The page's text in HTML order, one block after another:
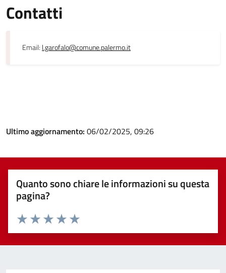
Contatti
Email: l.garofalo@comune.palermo.it
Ultimo aggiornamento: 06/02/2025, 09:26
Quanto sono chiare le informazioni su questa
pagina?
Valuta 5 stelle su 5
Valuta 4 stelle su 5
Valuta 3 stelle su 5
Valuta 2 stelle su 5
Valuta 1 stelle su 5